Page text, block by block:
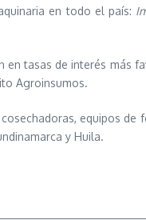
en todo el país:
tasas de interés más
Agroinsumos.
equipos de
y Huila.